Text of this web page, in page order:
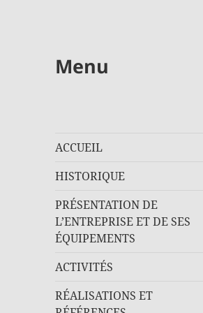
Menu
ACCUEIL
HISTORIQUE
PRÉSENTATION DE
L’ENTREPRISE ET DE SES
ÉQUIPEMENTS
ACTIVITÉS
RÉALISATIONS ET